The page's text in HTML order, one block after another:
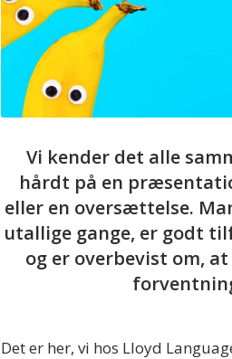
Vi kender det alle
hårdt på en
eller en oversættelse.
utallige gange, er godt
og er overbevist om,
Det er her, vi hos Lloyd